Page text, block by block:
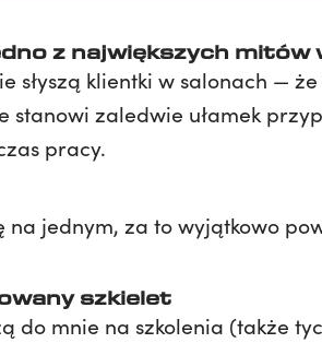
z największych mitów
słyszą klientki w salonach —
stanowi zaledwie ułamek
pracy.
na jednym, za to wyjątkowo
szkielet
do mnie na szkolenia (także